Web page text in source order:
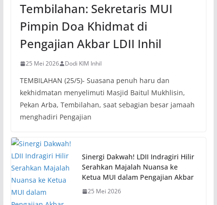
Tembilahan: Sekretaris MUI
Pimpin Doa Khidmat di
Pengajian Akbar LDII Inhil
25 Mei 2026 Dodi KIM Inhil
TEMBILAHAN (25/5)- Suasana penuh haru dan
kekhidmatan menyelimuti Masjid Baitul Mukhlisin,
Pekan Arba, Tembilahan, saat sebagian besar jamaah
menghadiri Pengajian
Sinergi Dakwah! LDII Indragiri Hilir
Serahkan Majalah Nuansa ke
Ketua MUI dalam Pengajian Akbar
25 Mei 2026